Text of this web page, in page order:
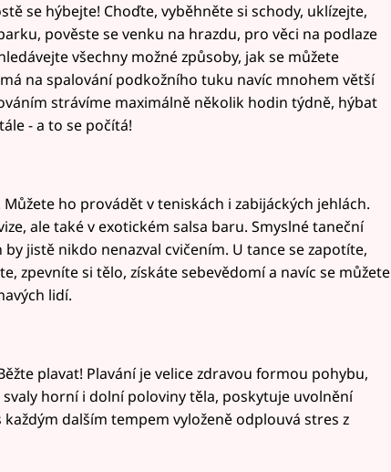
se hýbejte! Choďte, vyběhněte si schody, uklízejte,
pověste se venku na hrazdu, pro věci na podlaze
všechny možné způsoby, jak se můžete
na spalování podkožního tuku navíc mnohem větší
strávíme maximálně několik hodin týdně, hýbat
- a to se počítá!
Můžete ho provádět v teniskách i zabijáckých jehlách.
ale také v exotickém salsa baru. Smyslné taneční
jistě nikdo nenazval cvičením. U tance se zapotíte,
zpevníte si tělo, získáte sebevědomí a navíc se můžete
lidí.
plavat! Plavání je velice zdravou formou pohybu,
horní i dolní poloviny těla, poskytuje uvolnění
dalším tempem vyloženě odplouvá stres z